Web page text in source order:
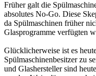
Früher galt die
absolutes No-Go. Diese
da Spülmaschinen früher
Glasprogramme verfügten
Glücklicherweise ist es
Spülmaschinenbesitzer zu
und Glashersteller sind